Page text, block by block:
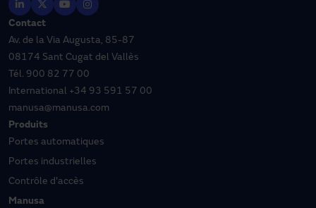
Contact
Av. de la Via Augusta, 85-87
08174 Sant Cugat del Vallès
Tél. 900 82 77 00
International +34 93 591 57 00
manusa@manusa.com
Produits
Portes automatiques
Portes industrielles
Contrôle d'accès
Manusa